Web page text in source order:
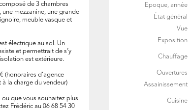
de 3 chambres
une mezzanine, une grande
meuble vasque et
électrique au sol. Un
et permettrait de s’y
est extérieure.
(honoraires d’agence
la charge du vendeur)
ou que vous souhaitez plus
Frédéric au 06 68 54 30
Epoque, année
État général
Vue
Exposition
Chauffage
Ouvertures
Assainissement
Cuisine